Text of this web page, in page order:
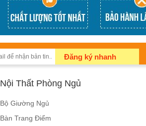
Đăng ký nhanh
Nội Thất Phòng Ngủ
Bộ Giường Ngủ
Bàn Trang Điểm